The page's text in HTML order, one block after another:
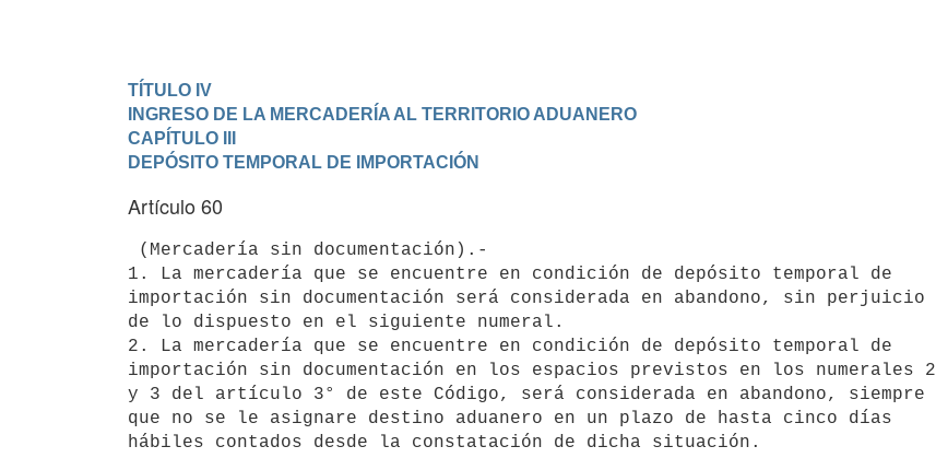
TÍTULO IV
INGRESO DE LA MERCADERÍA AL TERRITORIO ADUANERO
CAPÍTULO III
DEPÓSITO TEMPORAL DE IMPORTACIÓN
Artículo 60
1. La mercadería que se encuentre en condición de depósito temporal de
importación sin documentación será considerada en abandono, sin perjuicio
de lo dispuesto en el siguiente numeral.
2. La mercadería que se encuentre en condición de depósito temporal de
importación sin documentación en los espacios previstos en los numerales 2
y 3 del artículo 3° de este Código, será considerada en abandono, siempre
que no se le asignare destino aduanero en un plazo de hasta cinco días